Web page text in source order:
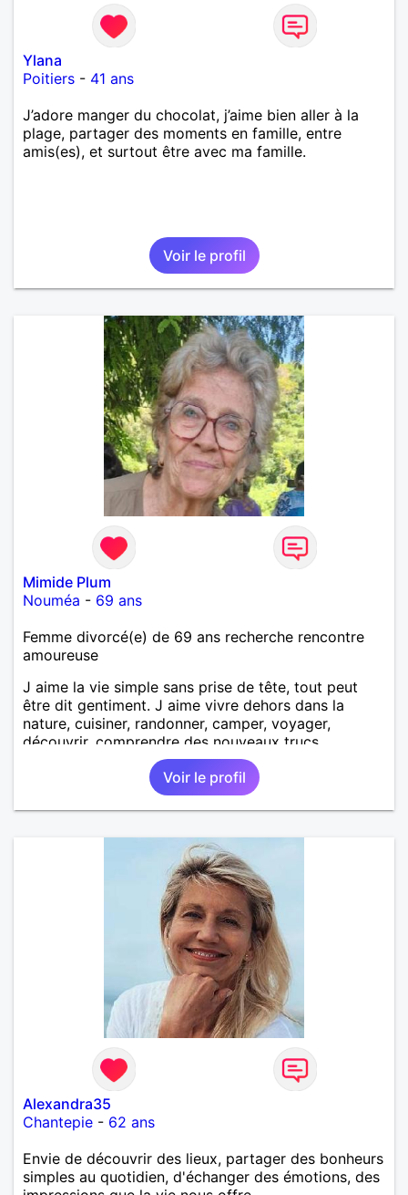
Ylana
Poitiers - 41 ans
J’adore manger du chocolat, j’aime bien aller à la
plage, partager des moments en famille, entre
amis(es), et surtout être avec ma famille.
Voir le profil
Mimide Plum
Nouméa - 69 ans
Femme divorcé(e) de 69 ans recherche rencontre
amoureuse
J aime la vie simple sans prise de tête, tout peut
être dit gentiment. J aime vivre dehors dans la
nature, cuisiner, randonner, camper, voyager,
découvrir, comprendre des nouveaux trucs
techniques et sur la vie des êtres vivants. J aime
danser, faire la fête. Je ne bois pratiquement pas d
alcool, je fume rarement, je ris souvent. Je cherche
un vrai amoureux pour continuer à profiter de la vie
en ai marre je veux partagé et rigoler
Voir le profil
Alexandra35
Chantepie - 62 ans
Envie de découvrir des lieux, partager des bonheurs
simples au quotidien, d'échanger des émotions, des